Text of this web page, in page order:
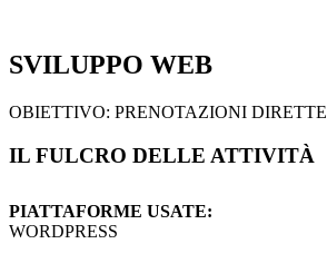
SVILUPPO WEB
OBIETTIVO: PRENOTAZIONI DIRETTE
IL FULCRO DELLE ATTIVITÀ
PIATTAFORME USATE:
WORDPRESS